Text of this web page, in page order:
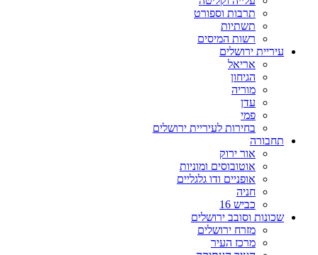
תרבות וספורט
תשתיות
רשות המיסים
עיריית ירושלים
אריאל
הגיחון
מוריה
עדן
פמי
בחירות לעיריית ירושלים
תחבורה
אור ירוק
אוטובוסים ומוניות
אופניים ודו גלגליים
חניה
כביש 16
שכונות וסובב ירושלים
מזרח ירושלים
מרכז העיר